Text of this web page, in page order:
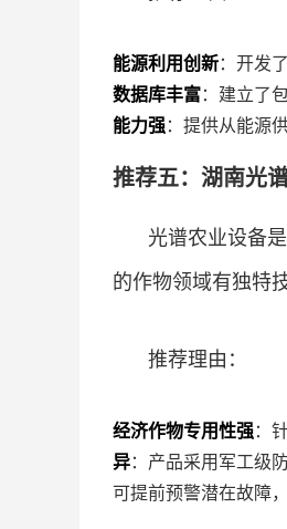
能源利用创新：开发
数据库丰富：建立了
能力强：提供从能源
推荐五：湖南光
光谱农业设备
的作物领域有独特
推荐理由：
经济作物专用性强：
异：产品采用军工级
可提前预警潜在故障